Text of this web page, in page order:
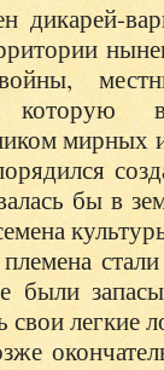
дикарей-
которую
мирных
бы в
были
легкие